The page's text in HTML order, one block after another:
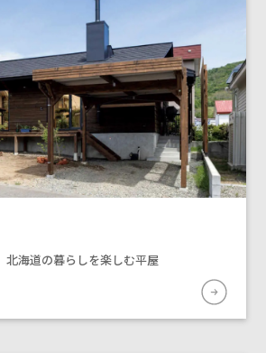
北海道の暮らしを楽しむ平屋